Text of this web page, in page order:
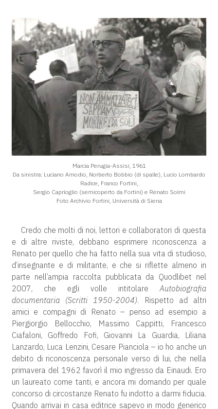
Marcia Perugia-Assisi, 1961
Da sinistra: Luciano Amodio, Norberto Bobbio (di spalle), Lucio Lombardo
Radice, Franco Fortini,
Sergio Caprioglio (semicoperto da Fortini) e Renato Solmi
Foto Archivio Fortini, Università di Siena
Credo che molti di noi, lettori e collaboratori di questa
e di altre riviste, debbano esprimere riconoscenza a
Renato per quello che ha fatto nella sua vita di studioso,
d’insegnante e di militante, e che si riflette almeno in
parte nell’ampia raccolta pubblicata da Quodlibet nel
2007, che egli volle intitolare Autobiografia
documentaria (Scritti 1950-2004). Rispetto ad altri
amici e compagni di Renato – penso ad esempio a
Piergiorgio Bellocchio, Massimo Cappitti, Francesco
Ciafaloni, Goffredo Fofi, Giovanni La Guardia, Liliana
Lanzardo, Luca Lenzini, Cesare Pianciola – io ho anche un
debito di riconoscenza personale verso di lui, che nella
primavera del 1962 favorì il mio ingresso da Einaudi. Ero
un laureato come tanti, e ancora mi domando per quale
concorso di circostanze Renato fu indotto a darmi fiducia.
Quando arrivai in casa editrice sapevo in modo generico